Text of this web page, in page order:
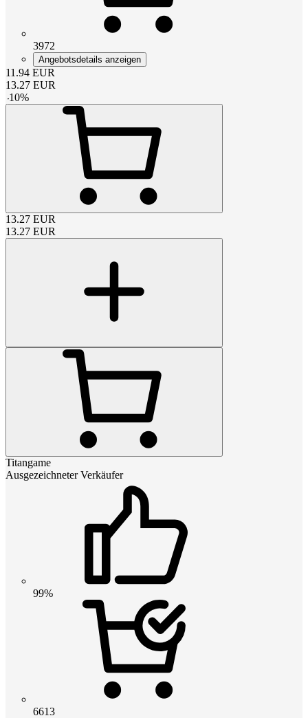
3972
Angebotsdetails anzeigen
11.94 EUR
13.27 EUR
-10%
13.27 EUR
13.27 EUR
Titangame
Ausgezeichneter Verkäufer
99%
6613